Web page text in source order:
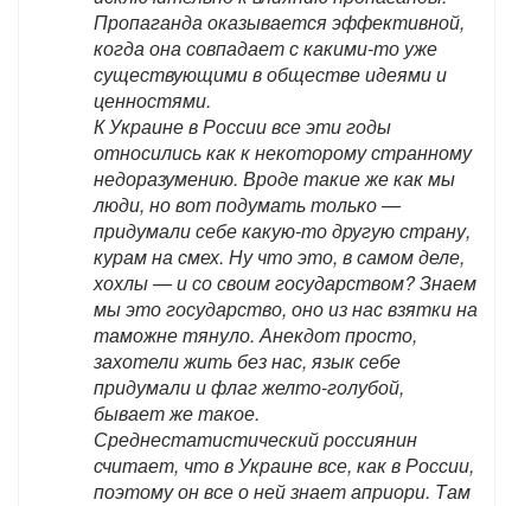
Пропаганда оказывается эффективной,
когда она совпадает с какими-то уже
существующими в обществе идеями и
ценностями.
К Украине в России все эти годы
относились как к некоторому странному
недоразумению. Вроде такие же как мы
люди, но вот подумать только —
придумали себе какую-то другую страну,
курам на смех. Ну что это, в самом деле,
хохлы — и со своим государством? Знаем
мы это государство, оно из нас взятки на
таможне тянуло. Анекдот просто,
захотели жить без нас, язык себе
придумали и флаг желто-голубой,
бывает же такое.
Среднестатистический россиянин
считает, что в Украине все, как в России,
поэтому он все о ней знает априори. Там